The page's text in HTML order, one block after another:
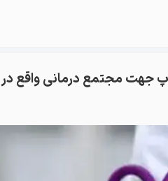
جهت مجتمع درمانی واقع در